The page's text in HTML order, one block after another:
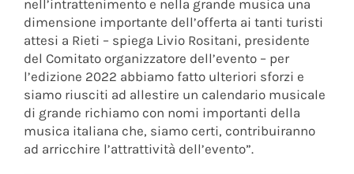
nell’intrattenimento e nella grande musica una
dimensione importante dell’offerta ai tanti turisti
attesi a Rieti – spiega Livio Rositani, presidente
del Comitato organizzatore dell’evento – per
l’edizione 2022 abbiamo fatto ulteriori sforzi e
siamo riusciti ad allestire un calendario musicale
di grande richiamo con nomi importanti della
musica italiana che, siamo certi, contribuiranno
ad arricchire l’attrattività dell’evento”.